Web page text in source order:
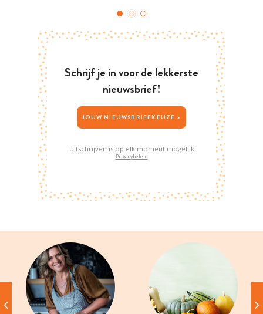
Schrijf je in voor de lekkerste
nieuwsbrief!
JOUW NIEUWSBRIEFKEUZE >
Uitschrijven is op elk moment mogelijk
Privacybeleid